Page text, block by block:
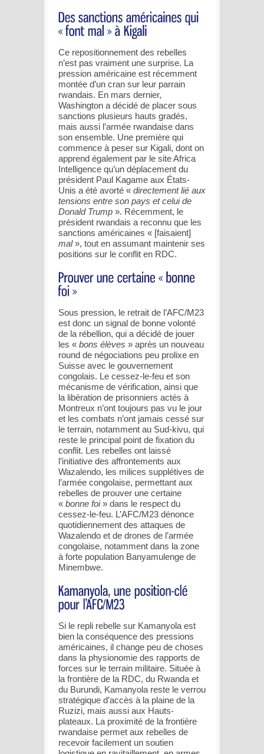
Ce repositionnement des rebelles
n’est pas vraiment une surprise. La
pression américaine est récemment
montée d’un cran sur leur parrain
rwandais. En mars dernier,
Washington a décidé de placer sous
sanctions plusieurs hauts gradés,
mais aussi l’armée rwandaise dans
son ensemble. Une première qui
commence à peser sur Kigali, dont on
apprend également par le site Africa
Intelligence qu’un déplacement du
président Paul Kagame aux États-
Unis a été avorté « directement lié aux
tensions entre son pays et celui de
Donald Trump ». Récemment, le
président rwandais a reconnu que les
sanctions américaines « [faisaient]
mal», tout en assumant maintenir ses
positions sur le conflit en RDC.
Sous pression, le retrait de l’AFC/M23
est donc un signal de bonne volonté
de la rébellion, qui a décidé de jouer
les « bons élèves » après un nouveau
round de négociations peu prolixe en
Suisse avec le gouvernement
congolais. Le cessez-le-feu et son
mécanisme de vérification, ainsi que
la libération de prisonniers actés à
Montreux n’ont toujours pas vu le jour
et les combats n’ont jamais cessé sur
le terrain, notamment au Sud-kivu, qui
reste le principal point de fixation du
conflit. Les rebelles ont laissé
l’initiative des affrontements aux
Wazalendo, les milices supplétives de
l’armée congolaise, permettant aux
rebelles de prouver une certaine
« bonne foi» dans le respect du
cessez-le-feu. L’AFC/M23 dénonce
quotidiennement des attaques de
Wazalendo et de drones de l’armée
congolaise, notamment dans la zone
à forte population Banyamulenge de
Minembwe.
Si le repli rebelle sur Kamanyola est
bien la conséquence des pressions
américaines, il change peu de choses
dans la physionomie des rapports de
forces sur le terrain militaire. Située à
la frontière de la RDC, du Rwanda et
du Burundi, Kamanyola reste le verrou
stratégique d’accès à la plaine de la
Ruzizi, mais aussi aux Hauts-
plateaux. La proximité de la frontière
rwandaise permet aux rebelles de
recevoir facilement un soutien